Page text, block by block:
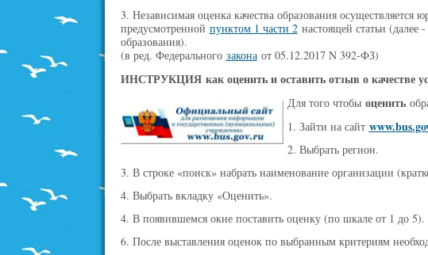
3. Независимая оценка качества образования
предусмотренной пунктом 1 части 2настоящей статьи (далее
образования).
(в ред. Федерального законаот 05.12.2017 N 392-ФЗ)
ИНСТРУКЦИЯкак оценить и оставить отзыв о качестве
Для того чтобы оценить
1. Зайти на сайт
2. Выбрать регион.
3. В строке «поиск» набрать наименование организации
4. Выбрать вкладку «Оценить».
4. В появившемся окне поставить оценку (по шкале от 1 до 5).
6. После выставления оценок по выбранным критериям